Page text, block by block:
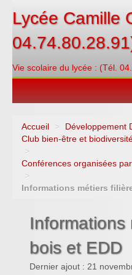
Lycée Camille
Vie scolaire du lycée : (Tél.
Espace restauration
Orientations
Contacter
Accueil > Développement
Club bien-être et
>
Conférences organisées
>
Informations métiers
Informations
bois et EDD
Dernier ajout : 21